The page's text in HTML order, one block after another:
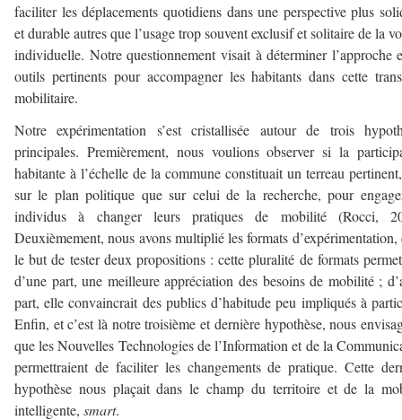
faciliter les déplacements quotidiens dans une perspective plus
et durable autres que l’usage trop souvent exclusif et solitaire de la
individuelle. Notre questionnement visait à déterminer l’approche
outils pertinents pour accompagner les habitants dans cette
mobilitaire.
Notre expérimentation s’est cristallisée autour de trois
principales. Premièrement, nous voulions observer si la
habitante à l’échelle de la commune constituait un terreau
sur le plan politique que sur celui de la recherche, pour
individus à changer leurs pratiques de mobilité (Rocci,
Deuxièmement, nous avons multiplié les formats d’expérimentation,
le but de tester deux propositions : cette pluralité de formats
d’une part, une meilleure appréciation des besoins de mobilité ;
part, elle convaincrait des publics d’habitude peu impliqués à
Enfin, et c’est là notre troisième et dernière hypothèse, nous
que les Nouvelles Technologies de l’Information et de la
permettraient de faciliter les changements de pratique. Cette
hypothèse nous plaçait dans le champ du territoire et de la
intelligente, smart.